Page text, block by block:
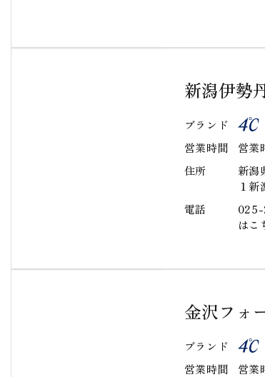
新潟伊勢
ブランド
営業時間
営業
住所
新潟
１
電話
はこ
金沢フォ
ブランド
営業時間
営業